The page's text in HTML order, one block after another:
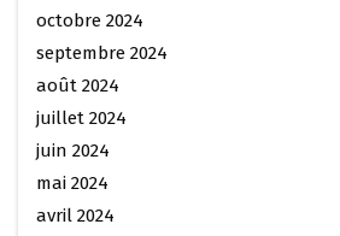
octobre 2024
septembre 2024
août 2024
juillet 2024
juin 2024
mai 2024
avril 2024